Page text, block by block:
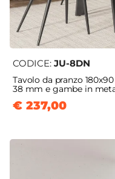
CODICE: JU-8DN
Tavolo da pranzo
38 mm e gambe in
€ 237,00